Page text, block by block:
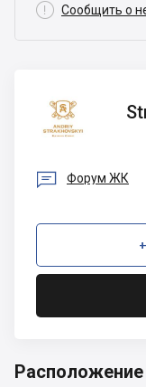
 Сообщить о
Strakhovskyi
Group
 Форум ЖК
Расположение